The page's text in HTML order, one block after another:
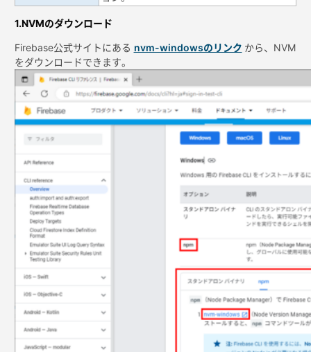
1.NVMのダウンロード
Firebase公式サイトにある nvm-windowsのリンク から、NVM
をダウンロードできます。